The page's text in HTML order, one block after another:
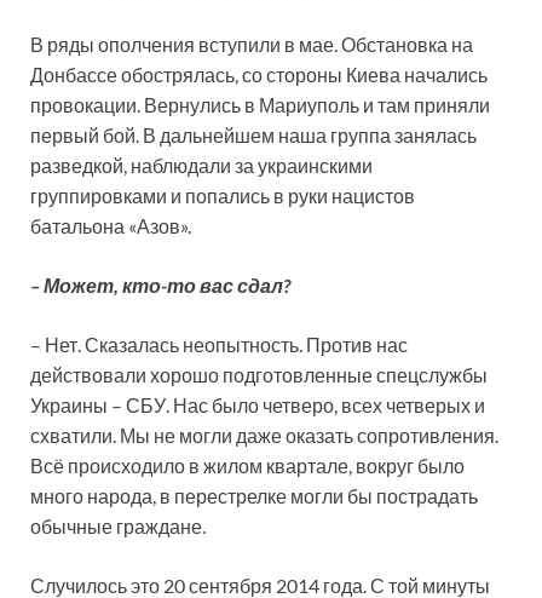
В ряды ополчения вступили в мае. Обстановка на
Донбассе обострялась, со стороны Киева начались
провокации. Вернулись в Мариуполь и там приняли
первый бой. В дальнейшем наша группа занялась
разведкой, наблюдали за украинскими
группировками и попались в руки нацистов
батальона «Азов».
– Может, кто-то вас сдал?
– Нет. Сказалась неопытность. Против нас
действовали хорошо подготовленные спецслужбы
Украины – СБУ. Нас было четверо, всех четверых и
схватили. Мы не могли даже оказать сопротивления.
Всё происходило в жилом квартале, вокруг было
много народа, в перестрелке могли бы пострадать
обычные граждане.
Случилось это 20 сентября 2014 года. С той минуты